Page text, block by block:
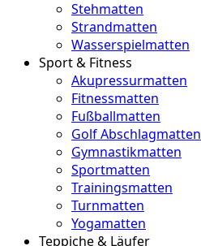
Stehmatten
Strandmatten
Wasserspielmatten
Sport & Fitness
Akupressurmatten
Fitnessmatten
Fußballmatten
Golf Abschlagmatten
Gymnastikmatten
Sportmatten
Trainingsmatten
Turnmatten
Yogamatten
Teppiche & Läufer